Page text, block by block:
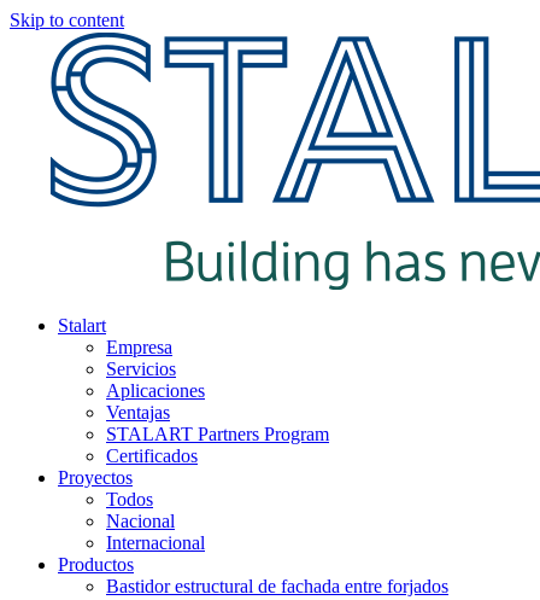
Skip to content
Stalart
Empresa
Servicios
Aplicaciones
Ventajas
STALART Partners Program
Certificados
Proyectos
Todos
Nacional
Internacional
Productos
Bastidor estructural de fachada entre forjados